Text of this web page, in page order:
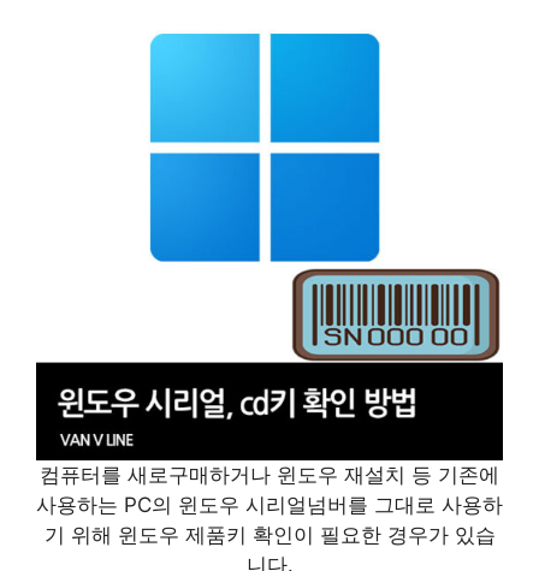
컴퓨터를 새로구매하거나 윈도우 재설치 등 기존에
사용하는 PC의 윈도우 시리얼넘버를 그대로 사용하
기 위해 윈도우 제품키 확인이 필요한 경우가 있습
니다.